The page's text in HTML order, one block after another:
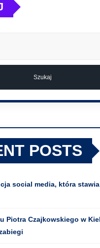
Szukaj
POSTS
social media, która
Piotra Czajkowskiego w